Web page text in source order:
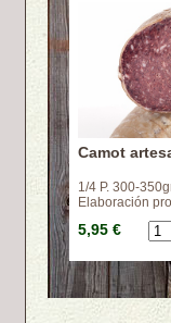
Camot
1/4 P. 300-
Elaboración
5,95 €